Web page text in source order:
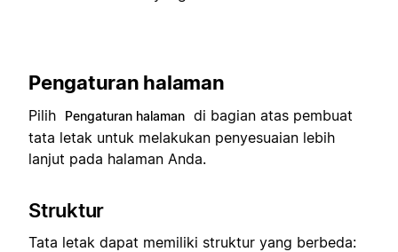
Pengaturan halaman
Pilih Pengaturan halaman di bagian atas pembuat
tata letak untuk melakukan penyesuaian lebih
lanjut pada halaman Anda.
Struktur
Tata letak dapat memiliki struktur yang berbeda: